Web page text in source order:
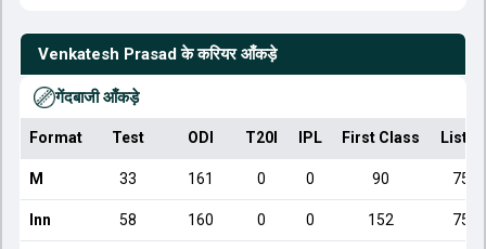
Venkatesh Prasad के करियर आँकड़े
गेंदबाजी आँकड़े
Format Test ODI T20I IPL First Class List A
M 33 161 0 0 90 75
Inn 58 160 0 0 152 75